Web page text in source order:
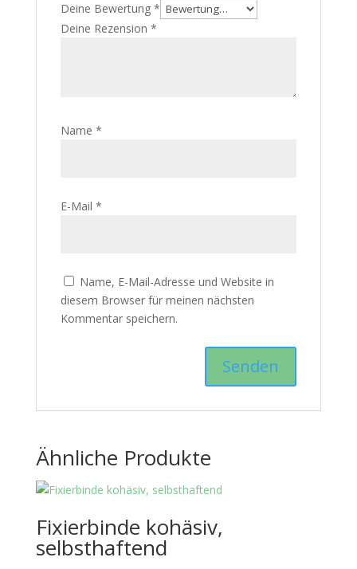
Deine Bewertung *
Deine Rezension *
Name *
E-Mail *
Name, E-Mail-Adresse und Website in
diesem Browser für meinen nächsten
Kommentar speichern.
Ähnliche Produkte
Fixierbinde kohäsiv,
selbsthaftend